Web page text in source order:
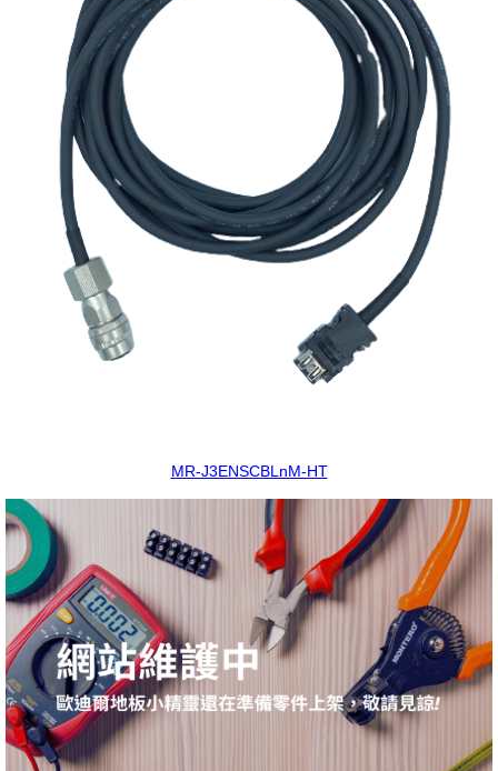
MR-J3ENSCBLnM-HT